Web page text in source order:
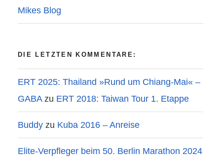
Mikes Blog
DIE LETZTEN KOMMENTARE:
ERT 2025: Thailand »Rund um Chiang-Mai« –
GABAzu ERT 2018: Taiwan Tour 1. Etappe
Buddy zu Kuba 2016 – Anreise
Elite-Verpfleger beim 50. Berlin Marathon 2024